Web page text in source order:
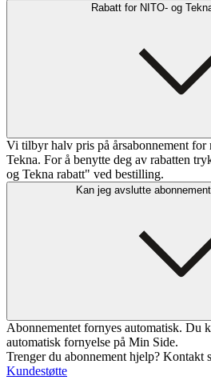
Rabatt for NITO- og
Vi tilbyr halv pris på årsabonnement
Tekna. For å benytte deg av rabatten
og Tekna rabatt" ved bestilling.
Kan jeg avslutte
Abonnementet fornyes automatisk. Du
automatisk fornyelse på Min Side.
Trenger du abonnement hjelp? Kontakt
Kundestøtte